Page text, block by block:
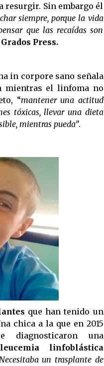
resurgir. Sin embargo él
siempre, porque la vida
que las recaídas son
Press.
in corpore sano señala
mientras el linfoma no
“mantener una actitud
tóxicas, llevar una dieta
mientras pueda”.
que han tenido un
chica a la que en 2015
diagnosticaron una
linfoblástica
un trasplante de